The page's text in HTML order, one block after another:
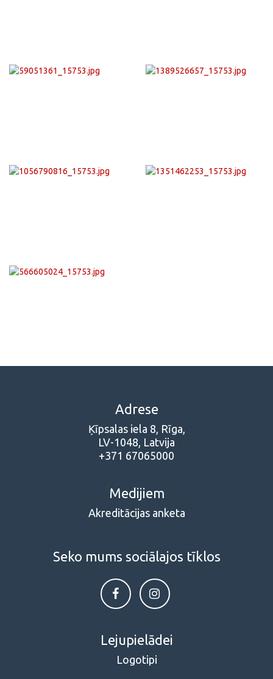
Adrese
Ķīpsalas iela 8, Rīga,
LV-1048, Latvija
+371 67065000
Medijiem
Akreditācijas anketa
Seko mums sociālajos tīklos
Lejupielādei
Logotipi